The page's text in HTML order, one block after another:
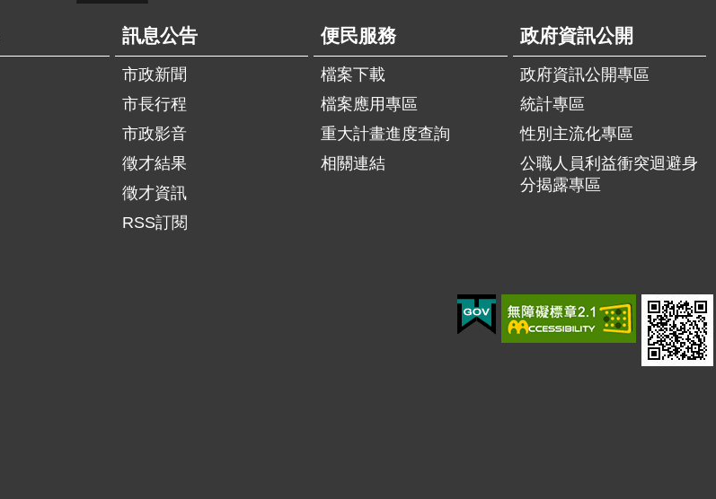
訊息公告
市政新聞
市長行程
市政影音
徵才結果
徵才資訊
RSS訂閱
便民服務
檔案下載
檔案應用專區
重大計畫進度查詢
相關連結
政府資訊公開
政府資訊公開專區
統計專區
性別主流化專區
公職人員利益衝突迴避身
分揭露專區